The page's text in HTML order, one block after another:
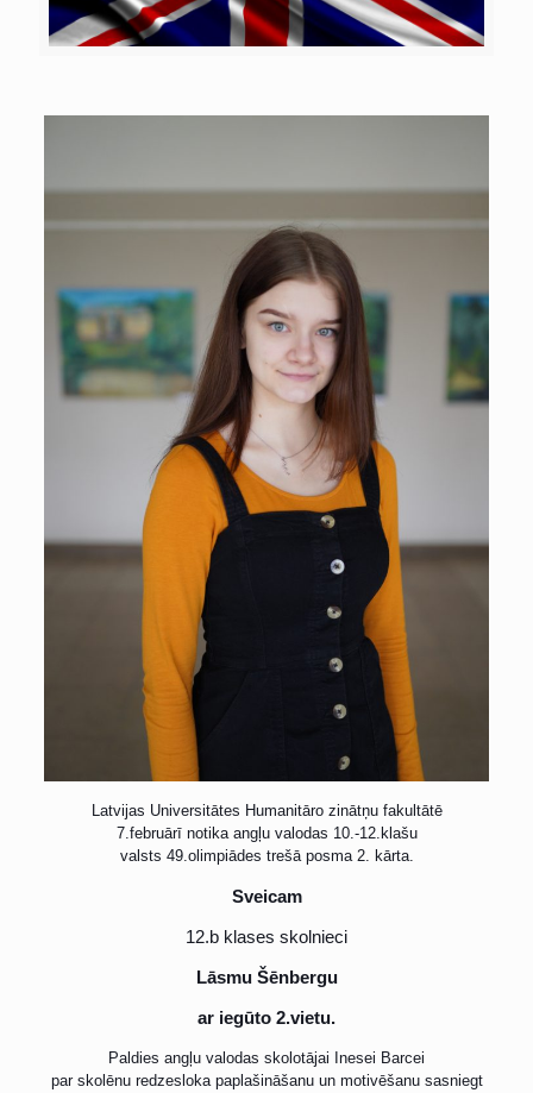
Latvijas Universitātes Humanitāro zinātņu fakultātē
7.februārī notika angļu valodas 10.-12.klašu
valsts 49.olimpiādes trešā posma 2. kārta.
Sveicam
12.b klases skolnieci
Lāsmu Šēnbergu
ar iegūto 2.vietu.
Paldies angļu valodas skolotājai Inesei Barcei
par skolēnu redzesloka paplašināšanu un motivēšanu sasniegt